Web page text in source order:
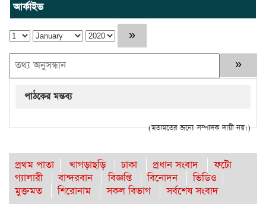
আর্কাইভ
পাঠকের মন্তব্য
(মতামতের জন্যে সম্পাদক দায়ী নয়।)
প্রথম পাতা খাগড়াছড়ি ঢাকা প্রধান সংবাদ
ফটো
গ্যালারী
বান্দরবান বিজ্ঞপ্তি বিনোদন
ভিডিও
মুক্তমত
শিরোনাম সকল বিভাগ সর্বশেষ সংবাদ